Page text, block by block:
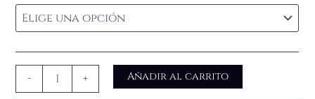
- + Añadir al carrito